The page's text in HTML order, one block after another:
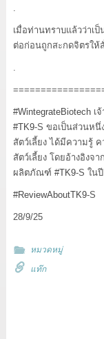
.
เมื่อท่านทราบแล้วว่าเ
ต่อก่อนถูกสะกดจิตรให้
.
#WintegrateBiotechเจ้
#TK9-S ขอเป็นส่วนหนึ่
สัตว์เลี้ยง ได้มีความรู้
สัตว์เลี้ยง โดยอ้างอิงจ
ผลิตภัณฑ์ #TK9-S ใน
#ReviewAboutTK9-S
28/9/25
หมวดหมู่
แท๊ก